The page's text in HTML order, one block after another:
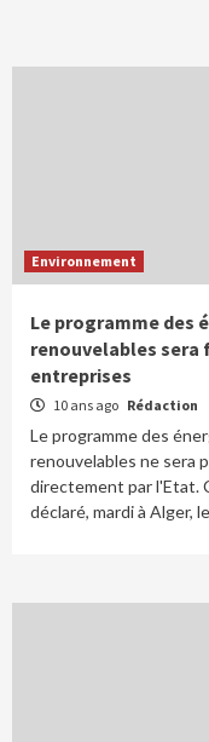
Environnement
Le programme des
renouvelables sera
entreprises
10 ans ago Rédaction
Le programme des
renouvelables ne sera
directement par l'Etat.
déclaré, mardi à Alger,